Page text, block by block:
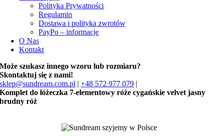
Polityka Prywatności
Regulamin
Dostawa i polityka zwrotów
PayPo – informacje
O Nas
Kontakt
Może szukasz innego wzoru lub rozmiaru?
Skontaktuj się z nami!
sklep@sundream.com.pl |+48 572 977 079 |
Komplet do łóżeczka 7-elementowy róże cygańskie velvet jasny
brudny róż